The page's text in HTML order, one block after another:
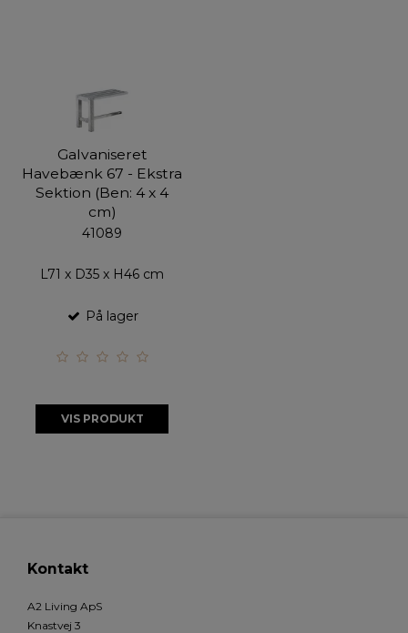
Galvaniseret
Havebænk 67 - Ekstra
Sektion (Ben: 4 x 4
cm)
41089
L71 x D35 x H46 cm
På lager
VIS PRODUKT
Kontakt
A2 Living ApS
Knastvej 3